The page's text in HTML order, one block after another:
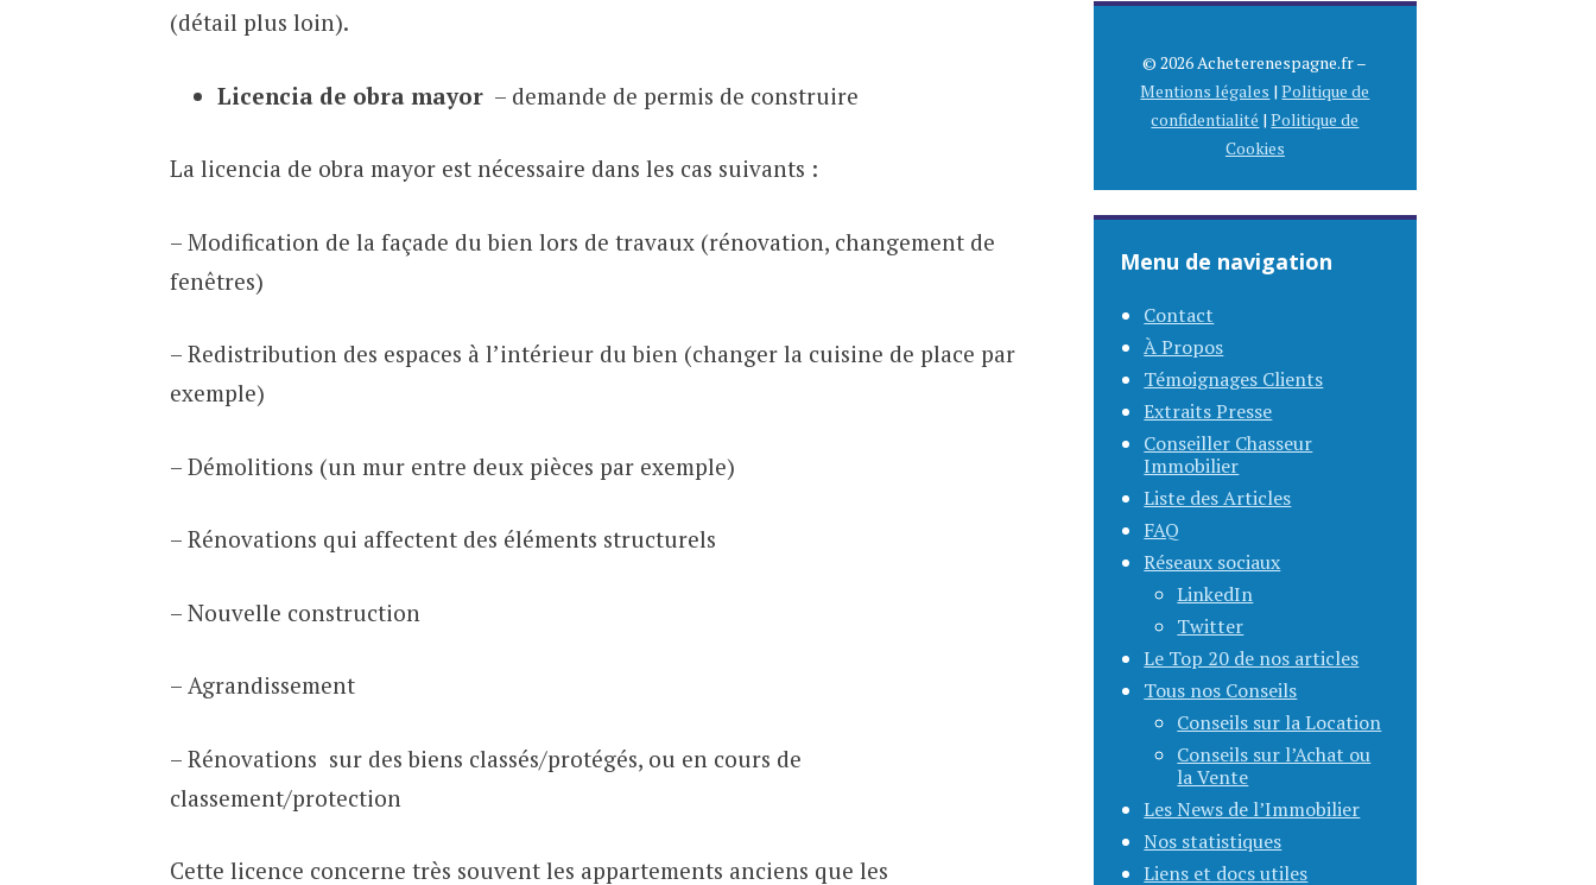
(détail plus loin).
Licencia de obra mayor– demande de permis de construire
La licencia de obra mayor est nécessaire dans les cas suivants :
– Modification de la façade du bien lors de travaux (rénovation, changement de
fenêtres)
– Redistribution des espaces à l’intérieur du bien (changer la cuisine de place par
exemple)
– Démolitions (un mur entre deux pièces par exemple)
– Rénovations qui affectent des éléments structurels
– Nouvelle construction
– Agrandissement
– Rénovations sur des biens classés/protégés, ou en cours de
classement/protection
Cette licence concerne très souvent les appartements anciens que les
© 2026 Acheterenespagne.fr –
Mentions légales |Politique de
confidentialité |Politique de
Cookies
Menu de navigation
Contact
À Propos
Témoignages Clients
Extraits Presse
Conseiller Chasseur
Immobilier
Liste des Articles
FAQ
Réseaux sociaux
LinkedIn
Twitter
Le Top 20 de nos articles
Tous nos Conseils
Conseils sur la Location
Conseils sur l’Achat ou
la Vente
Les News de l’Immobilier
Nos statistiques
Liens et docs utiles